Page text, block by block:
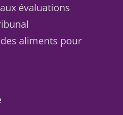
évaluations
aliments pour